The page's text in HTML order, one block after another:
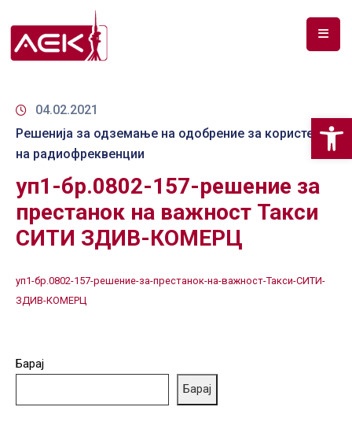
ЗА
ДОКУМЕНТИ
РФ
СПЕКТАР
ТЕЛЕКОМУНИКАЦИИ
АНАЛИЗА
НА
ГРИЖА
ЗА
04.02.2021
Решенија за одземање на одобрение за користење
на радиофреквенции
уп1-бр.0802-157-решение за
престанок на важност Такси
СИТИ ЗДИВ-КОМЕРЦ
уп1-бр.0802-157-решение-за-престанок-на-важност-Такси-СИТИ-
ЗДИВ-КОМЕРЦ
Барај
Барај